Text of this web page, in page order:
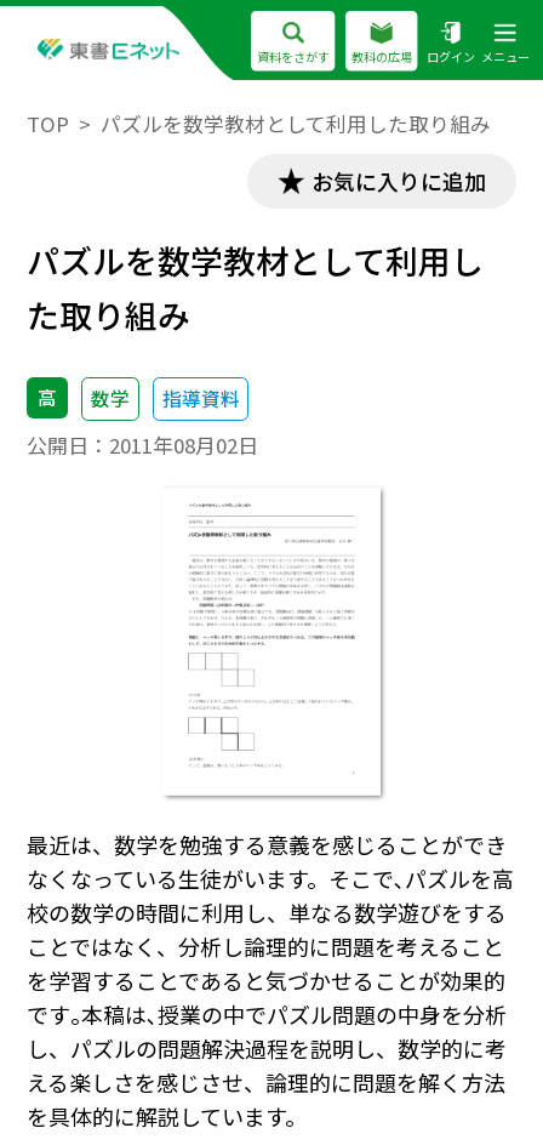
資料をさがす 教科の広場 ログイン メニュー
TOP パズルを数学教材として利用した取り組み
お気に入りに追加
パズルを数学教材として利用し
た取り組み
高 数学 指導資料
公開日： 2011年08月02日
最近は、数学を勉強する意義を感じることができ
なくなっている生徒がいます。そこで､パズルを高
校の数学の時間に利用し、単なる数学遊びをする
ことではなく、分析し論理的に問題を考えること
を学習することであると気づかせることが効果的
です｡本稿は､授業の中でパズル問題の中身を分析
し、パズルの問題解決過程を説明し、数学的に考
える楽しさを感じさせ、論理的に問題を解く方法
を具体的に解説しています。